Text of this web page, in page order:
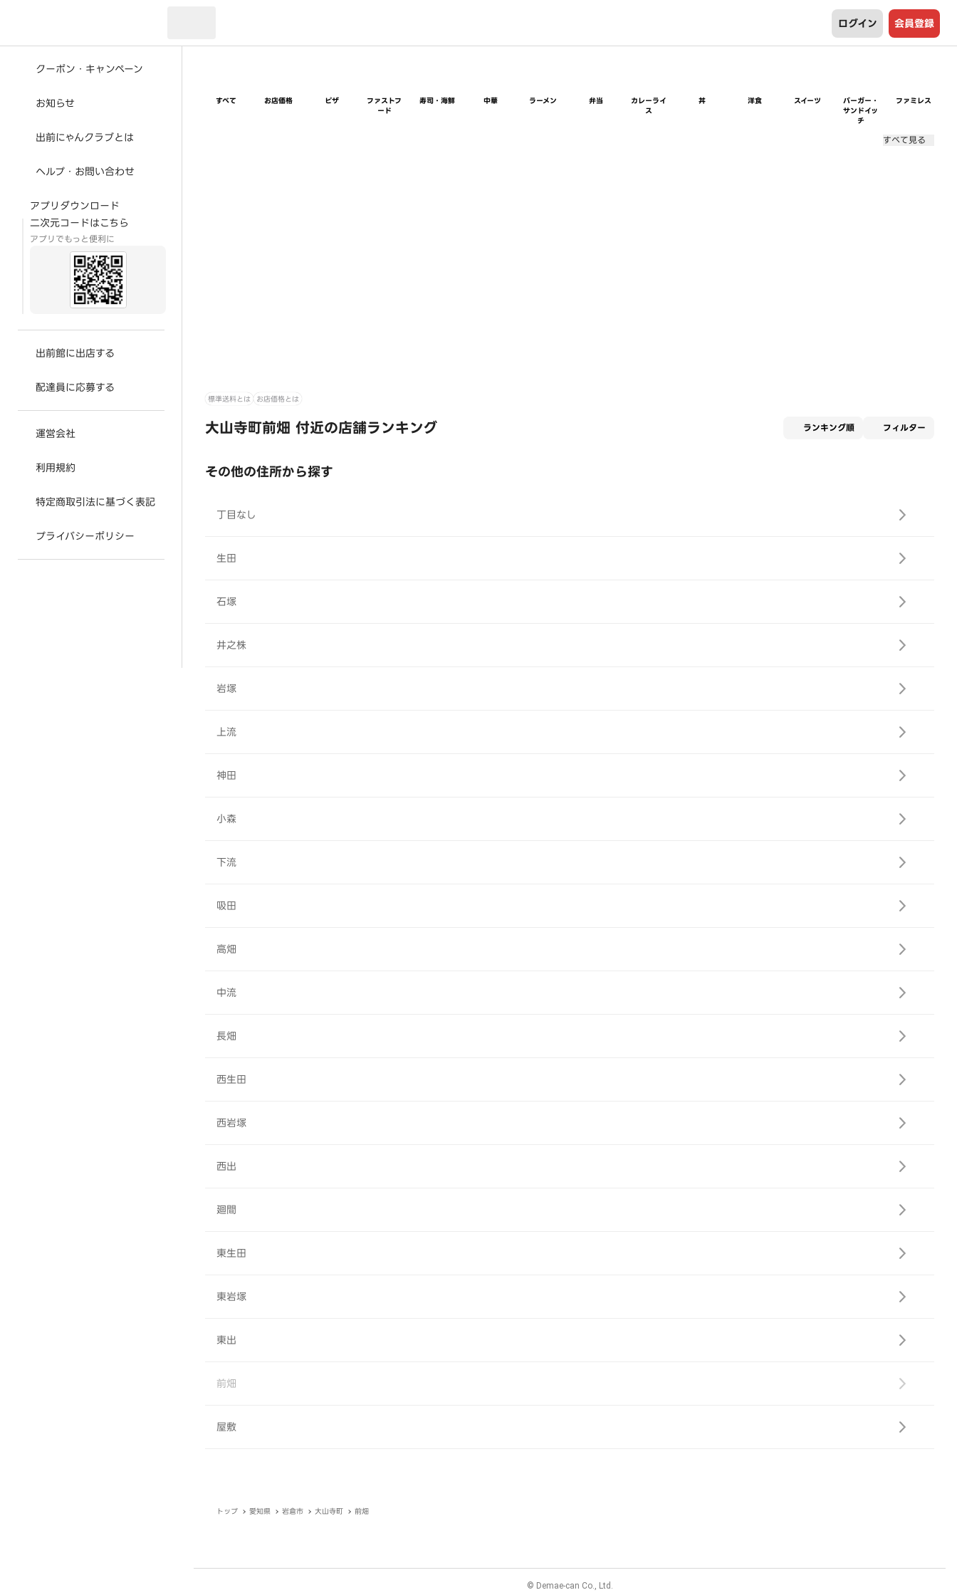
ログイン 会員登録
クーポン・キャンペーン
お知らせ
出前にゃんクラブとは
ヘルプ・お問い合わせ
アプリダウンロード
二次元コードはこちら
アプリでもっと便利に
出前館に出店する
配達員に応募する
運営会社
利用規約
特定商取引法に基づく表記
プライバシーポリシー
すべて お店価格 ピザ
ファストフ
ード
寿司・海鮮 中華 ラーメン 弁当
カレーライ
ス
丼 洋食 スイーツ
バーガー・
サンドイッ
チ
ファミレス
すべて見る
標準送料とは お店価格とは
大山寺町前畑 付近の店舗ランキング ランキング順 フィルター
その他の住所から探す
丁目なし
生田
石塚
井之株
岩塚
上流
神田
小森
下流
吸田
高畑
中流
長畑
西生田
西岩塚
西出
廻間
東生田
東岩塚
東出
前畑
屋敷
トップ 愛知県 岩倉市 大山寺町 前畑
© Demae-can Co., Ltd.